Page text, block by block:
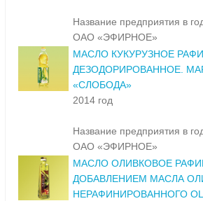
Название предприятия в
ОАО «ЭФИРНОЕ»
МАСЛО КУКУРУЗНОЕ
ДЕЗОДОРИРОВАННОЕ.
«СЛОБОДА»
2014 год
Название предприятия в
ОАО «ЭФИРНОЕ»
МАСЛО ОЛИВКОВОЕ
ДОБАВЛЕНИЕМ МАСЛА
НЕРАФИНИРОВАННОГО